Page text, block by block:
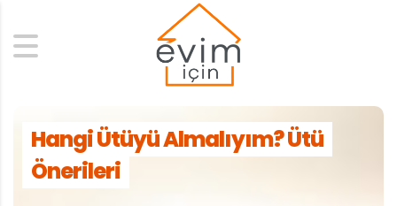
Search
Hangi Ütüyü Almalıyım? Ütü
Önerileri